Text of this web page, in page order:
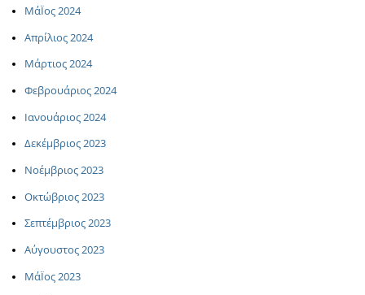
ΜάΪος 2024
Απρίλιος 2024
Μάρτιος 2024
Φεβρουάριος 2024
Ιανουάριος 2024
Δεκέμβριος 2023
Νοέμβριος 2023
Οκτώβριος 2023
Σεπτέμβριος 2023
Αύγουστος 2023
ΜάΪος 2023